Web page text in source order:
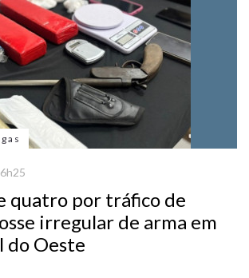
quatro por tráfico de
irregular de arma em
do Oeste